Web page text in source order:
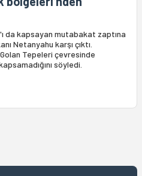
da kapsayan mutabakat zaptına
Netanyahu karşı çıktı.
Tepeleri çevresinde
söyledi.